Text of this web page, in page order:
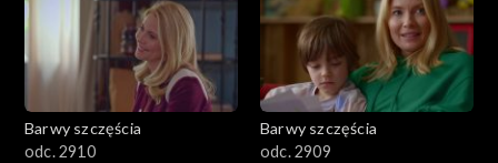
Barwy szczęścia
odc. 2910
Barwy szczęścia
odc. 2909